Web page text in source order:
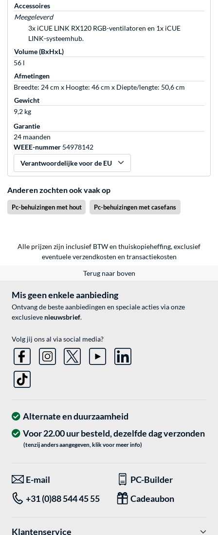
Accessoires
Meegeleverd
3x iCUE LINK RX120 RGB-ventilatoren en 1x iCUE
LINK-systeemhub.
Volume (BxHxL)
56 l
Afmetingen
Breedte: 24 cm x Hoogte: 46 cm x Diepte/lengte: 50,6 cm
Gewicht
9,2 kg
Garantie
24 maanden
WEEE-nummer 54978142
Verantwoordelijke voor de EU
Anderen zochten ook vaak op
Pc-behuizingen met hout Pc-behuizingen met casefans
Alle prijzen zijn inclusief BTW en thuiskopieheffing, exclusief
eventueleverzendkosten en transactiekosten
Terug naar boven
Mis geen enkele aanbieding
Ontvang de beste aanbiedingen en speciale acties via onze
exclusieve nieuwsbrief.
Volg jij ons al via social media?
Alternate en duurzaamheid
Voor 22.00 uur besteld, dezelfde dag verzonden
(tenzij anders aangegeven, klik voor meer info)
E-mail
PC-Builder
+31 (0)88 544 45 55
Cadeaubon
Klantenservice